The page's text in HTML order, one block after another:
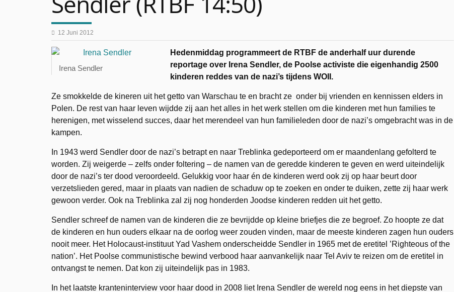
12 Juni 2012
Irena Sendler
Hedenmiddag programmeert de RTBF de anderhalf uur durende
reportage over Irena Sendler, de Poolse activiste die eigenhandig 2500
kinderen reddes van de nazi’s tijdens WOII.
Ze smokkelde de kineren uit het getto van Warschau te en bracht ze onder bij vrienden en kennissen elders in
Polen. De rest van haar leven wijdde zij aan het alles in het werk stellen om die kinderen met hun families te
herenigen, met wisselend succes, daar het merendeel van hun familieleden door de nazi’s omgebracht was in de
kampen.
In 1943 werd Sendler door de nazi’s betrapt en naar Treblinka gedeporteerd om er maandenlang gefolterd te
worden. Zij weigerde – zelfs onder foltering – de namen van de geredde kinderen te geven en werd uiteindelijk
door de nazi’s ter dood veroordeeld. Gelukkig voor haar én de kinderen werd ook zij op haar beurt door
verzetslieden gered, maar in plaats van nadien de schaduw op te zoeken en onder te duiken, zette zij haar werk
gewoon verder. Ook na Treblinka zal zij nog honderden Joodse kinderen redden uit het getto.
Sendler schreef de namen van de kinderen die ze bevrijdde op kleine briefjes die ze begroef. Zo hoopte ze dat
de kinderen en hun ouders elkaar na de oorlog weer zouden vinden, maar de meeste kinderen zagen hun ouders
nooit meer. Het Holocaust-instituut Yad Vashem onderscheidde Sendler in 1965 met de eretitel ’Righteous of the
nation’. Het Poolse communistische bewind verbood haar aanvankelijk naar Tel Aviv te reizen om de eretitel in
ontvangst te nemen. Dat kon zij uiteindelijk pas in 1983.
In het laatste kranteninterview voor haar dood in 2008 liet Irena Sendler de wereld nog eens in het diepste van